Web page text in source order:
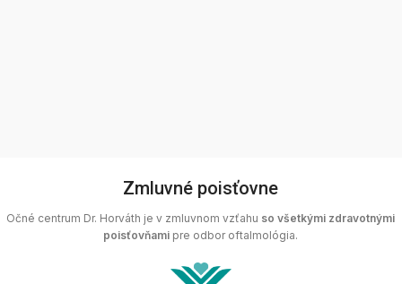
Zmluvné poisťovne
Očné centrum Dr. Horváth je v zmluvnom vzťahu so všetkými zdravotnými
poisťovňami pre odbor oftalmológia.